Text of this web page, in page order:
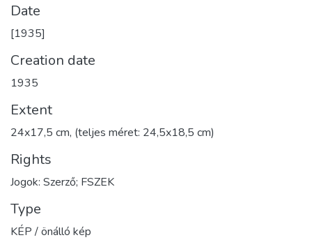
Date
[1935]
Creation date
1935
Extent
24x17,5 cm, (teljes méret: 24,5x18,5 cm)
Rights
Jogok: Szerző; FSZEK
Type
KÉP / önálló kép